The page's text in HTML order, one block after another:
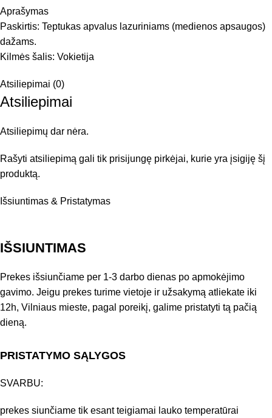
Aprašymas
Paskirtis: Teptukas apvalus lazuriniams (medienos apsaugos)
dažams.
Kilmės šalis: Vokietija
Atsiliepimai (0)
Atsiliepimai
Atsiliepimų dar nėra.
Rašyti atsiliepimą gali tik prisijungę pirkėjai, kurie yra įsigiję šį
produktą.
Išsiuntimas & Pristatymas
IŠSIUNTIMAS
Prekes išsiunčiame per 1-3 darbo dienas po apmokėjimo
gavimo. Jeigu prekes turime vietoje ir užsakymą atliekate iki
12h, Vilniaus mieste, pagal poreikį, galime pristatyti tą pačią
dieną.
PRISTATYMO SĄLYGOS
SVARBU:
prekes siunčiame tik esant teigiamai lauko temperatūrai